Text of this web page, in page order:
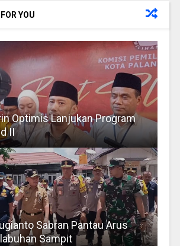
YOU
Optimis Lanjukan Program
II
Sabran Pantau Arus
Sampit